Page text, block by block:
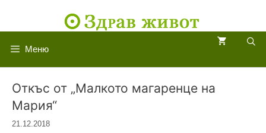
Меню
Откъс от „Малкото магаренце на
Мария“
21.12.2018